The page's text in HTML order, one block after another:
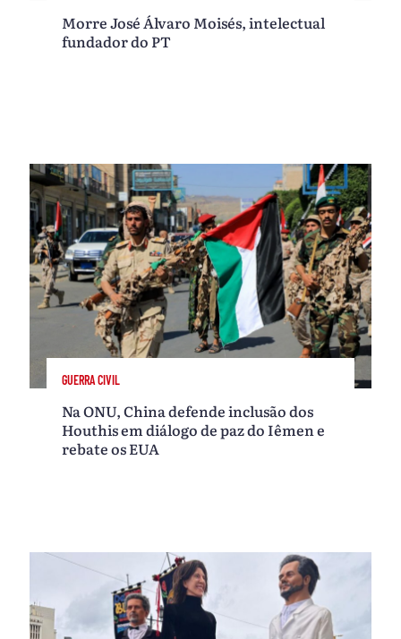
Morre José Álvaro Moisés, intelectual
fundador do PT
GUERRA CIVIL
Na ONU, China defende inclusão dos
Houthis em diálogo de paz do Iêmen e
rebate os EUA